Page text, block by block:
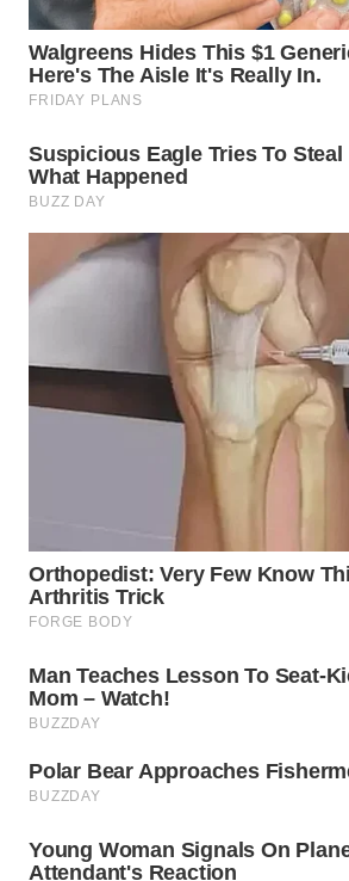
TENGAH
WN DELI
SERDANG
WN
TEBING
TINGGI
WN
WN
KARAWANG
BOGOR
WN
WN
UTARA
SAMOSIR